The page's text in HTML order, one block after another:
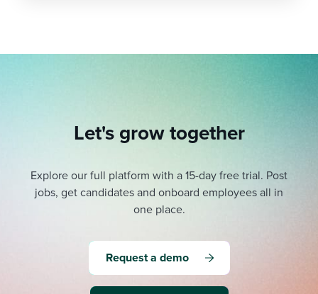
Let's grow together
Explore our full platform with a 15-day free trial. Post
jobs, get candidates and onboard employees all in
one place.
Request a demo